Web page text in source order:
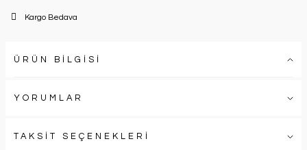
Kargo Bedava
ÜRÜN BİLGİSİ
YORUMLAR
TAKSİT SEÇENEKLERİ